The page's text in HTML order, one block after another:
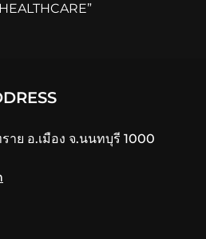
ย อ.เมือง จ.นนทบุรี 1000